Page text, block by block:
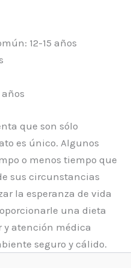
12-15 años
años
que son sólo
es único. Algunos
o menos tiempo que
sus circunstancias
la esperanza de vida
una dieta
y atención médica
seguro y cálido.